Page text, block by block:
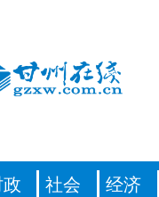
社会 经济